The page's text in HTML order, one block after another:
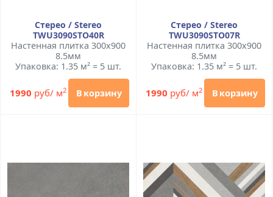
Стерео / Stereo
TWU3090STO40R
Настенная плитка 300x900
8.5мм
Упаковка: 1.35 м² = 5 шт.
1990 руб/ м2 В корзину
Стерео / Stereo
TWU3090STO07R
Настенная плитка 300x900
8.5мм
Упаковка: 1.35 м² = 5 шт.
1990 руб/ м2 В корзину